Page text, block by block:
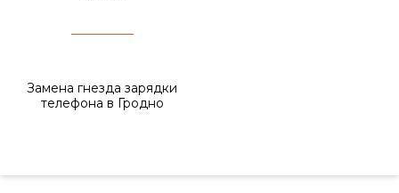
Замена гнезда зарядки
телефона в Гродно